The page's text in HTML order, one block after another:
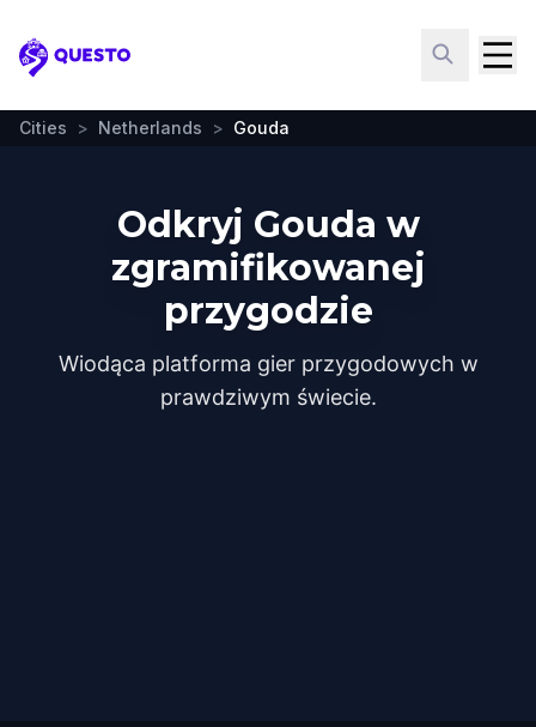
Questo
Cities > Netherlands > Gouda
Odkryj Gouda w
zgramifikowanej
przygodzie
Wiodąca platforma gier przygodowych w
prawdziwym świecie.